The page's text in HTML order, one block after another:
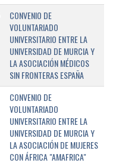
CONVENIO DE
VOLUNTARIADO
UNIVERSITARIO ENTRE LA
UNIVERSIDAD DE MURCIA Y
LA ASOCIACIÓN MÉDICOS
SIN FRONTERAS ESPAÑA
CONVENIO DE
VOLUNTARIADO
UNIVERSITARIO ENTRE LA
UNIVERSIDAD DE MURCIA Y
LA ASOCIACIÓN DE MUJERES
CON ÁFRICA "AMAFRICA"